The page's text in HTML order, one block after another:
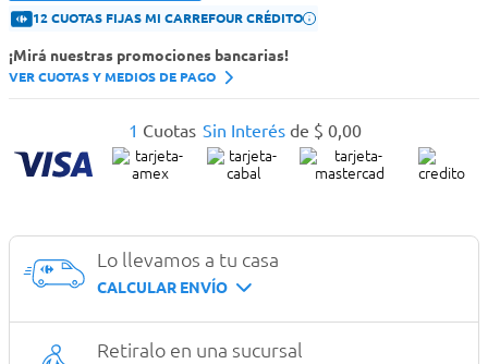
12 CUOTAS FIJAS MI CARREFOUR CRÉDITO
¡Mirá nuestras promociones bancarias!
VER CUOTAS Y MEDIOS DE PAGO
1 Cuotas Sin Interés de $ 0,00
Lo llevamos a tu casa
CALCULAR ENVÍO
Retiralo en una sucursal